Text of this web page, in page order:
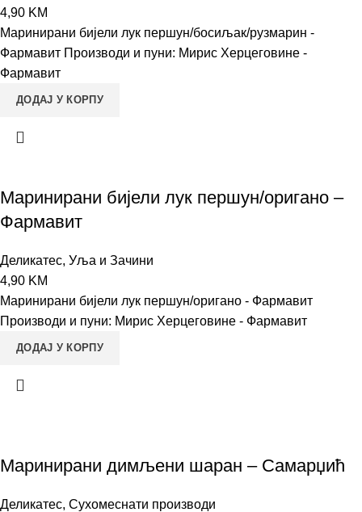
4,90 KM
Маринирани бијели лук першун/босиљак/рузмарин -
Фармавит Производи и пуни: Мирис Херцеговине -
Фармавит
ДОДАЈ У КОРПУ
Маринирани бијели лук першун/оригано –
Фармавит
Деликатес, Уља и Зачини
4,90 KM
Маринирани бијели лук першун/оригано - Фармавит
Производи и пуни: Мирис Херцеговине - Фармавит
ДОДАЈ У КОРПУ
Маринирани димљени шаран – Самарџић
Деликатес, Сухомеснати производи